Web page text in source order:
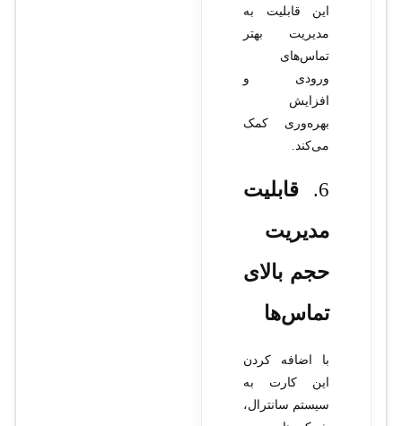
این قابلیت به
مدیریت بهتر
تماس‌های
ورودی و
افزایش
بهره‌وری کمک
می‌کند.
6.
قابلیت
مدیریت
حجم بالای
تماس‌ها
با اضافه کردن
این کارت به
سیستم سانترال،